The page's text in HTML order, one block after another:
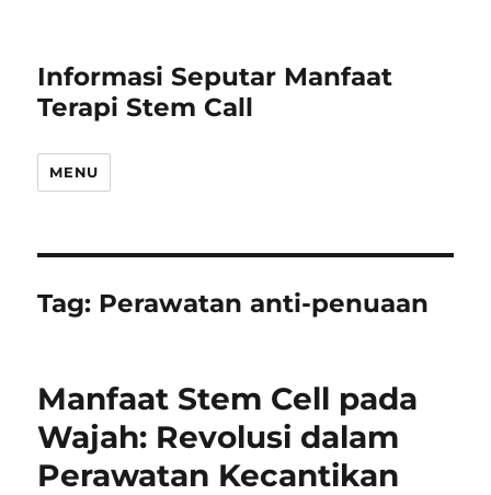
Informasi Seputar Manfaat
Terapi Stem Call
MENU
Tag: Perawatan anti-penuaan
Manfaat Stem Cell pada
Wajah: Revolusi dalam
Perawatan Kecantikan